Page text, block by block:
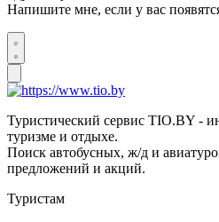
Напишите мне, если у вас
Туристический сервис TIO.BY -
туризме и отдыхе.
Поиск автобусных, ж/д и
предложений и акций.
Туристам